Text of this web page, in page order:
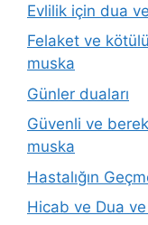
Evlilik için dua
Felaket ve
muska
Günler duaları
Güvenli ve
muska
Hastalığın
Hicab ve Dua